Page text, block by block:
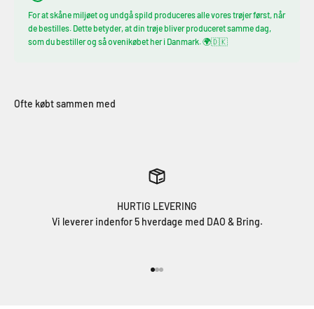
For at skåne miljøet og undgå spild produceres alle vores trøjer først, når
de bestilles. Dette betyder, at din trøje bliver produceret samme dag,
som du bestiller og så ovenikøbet her i Danmark. 🌍🇩🇰
HURTIG LEVERING
Vi leverer indenfor 5 hverdage med DAO & Bring.